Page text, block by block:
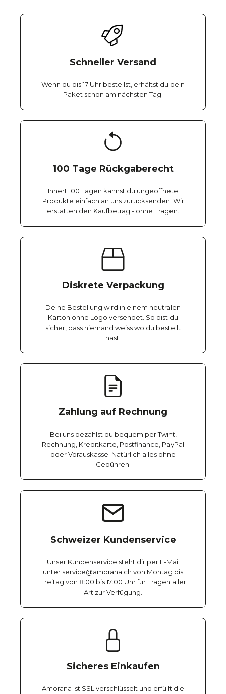
Schneller Versand
Wenn du bis 17 Uhr bestellst, erhältst du dein
Paket schon am nächsten Tag.
100 Tage Rückgaberecht
Innert 100 Tagen kannst du ungeöffnete
Produkte einfach an uns zurücksenden. Wir
erstatten den Kaufbetrag - ohne Fragen.
Diskrete Verpackung
Deine Bestellung wird in einem neutralen
Karton ohne Logo versendet. So bist du
sicher, dass niemand weiss wo du bestellt
hast.
Zahlung auf Rechnung
Bei uns bezahlst du bequem per Twint,
Rechnung, Kreditkarte, Postfinance, PayPal
oder Vorauskasse. Natürlich alles ohne
Gebühren.
Schweizer Kundenservice
Unser Kundenservice steht dir per E-Mail
unter service@amorana.ch von Montag bis
Freitag von 8:00 bis 17:00 Uhr für Fragen aller
Art zur Verfügung.
Sicheres Einkaufen
Amorana ist SSL verschlüsselt und erfüllt die